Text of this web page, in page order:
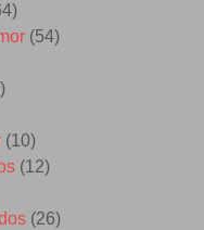
(54)
(10)
(12)
(26)